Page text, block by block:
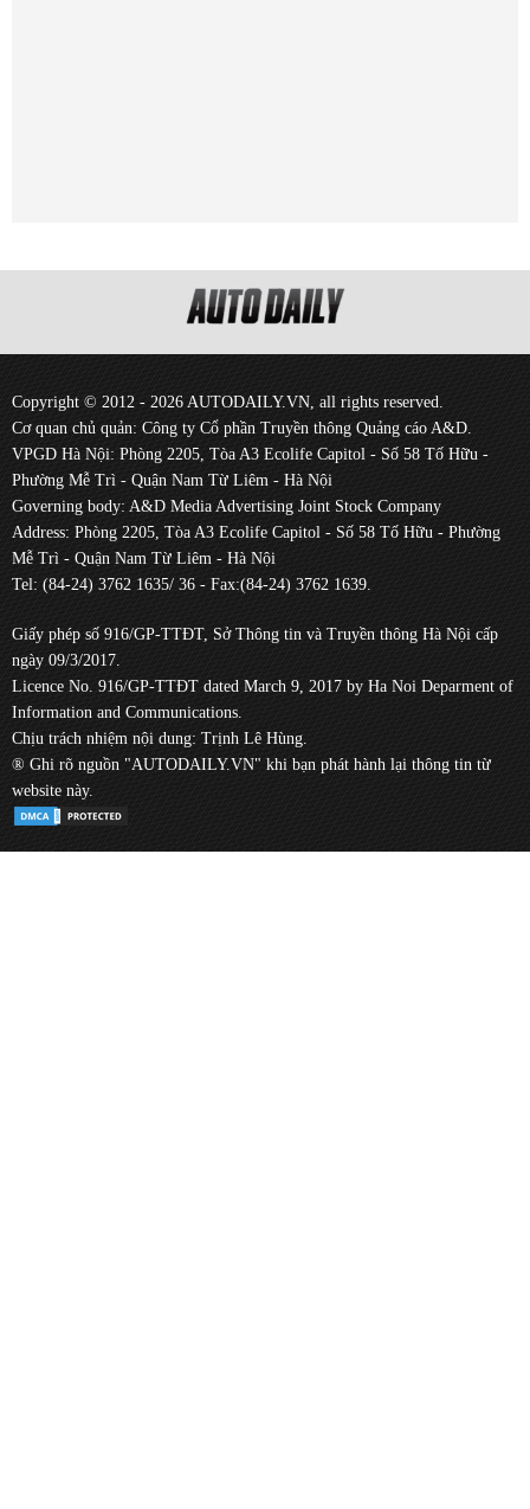
Copyright © 2012 - 2026 AUTODAILY.VN, all rights reserved.
Cơ quan chủ quản: Công ty Cổ phần Truyền thông Quảng cáo A&D.
VPGD Hà Nội: Phòng 2205, Tòa A3 Ecolife Capitol - Số 58 Tố Hữu -
Phường Mễ Trì - Quận Nam Từ Liêm - Hà Nội
Governing body: A&D Media Advertising Joint Stock Company
Address: Phòng 2205, Tòa A3 Ecolife Capitol - Số 58 Tố Hữu - Phường
Mễ Trì - Quận Nam Từ Liêm - Hà Nội
Tel: (84-24) 3762 1635/ 36 - Fax:(84-24) 3762 1639.
Giấy phép số 916/GP-TTĐT, Sở Thông tin và Truyền thông Hà Nội cấp
ngày 09/3/2017.
Licence No. 916/GP-TTĐT dated March 9, 2017 by Ha Noi Deparment of
Information and Communications.
Chịu trách nhiệm nội dung: Trịnh Lê Hùng.
® Ghi rõ nguồn "AUTODAILY.VN" khi bạn phát hành lại thông tin từ
website này.